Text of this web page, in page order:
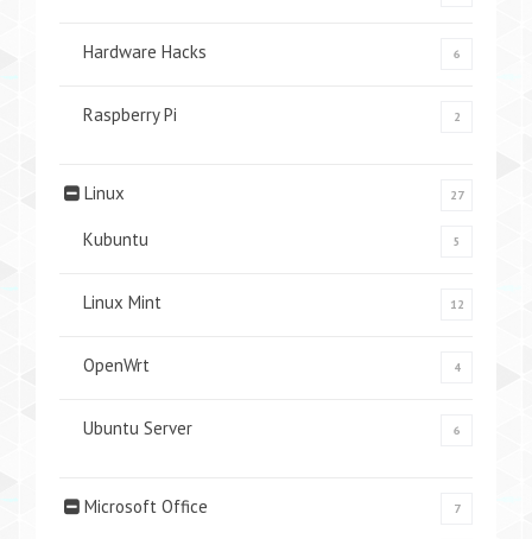
Hardware Hacks 6
Raspberry Pi 2
Linux 27
Kubuntu 5
Linux Mint 12
OpenWrt 4
Ubuntu Server 6
Microsoft Office 7